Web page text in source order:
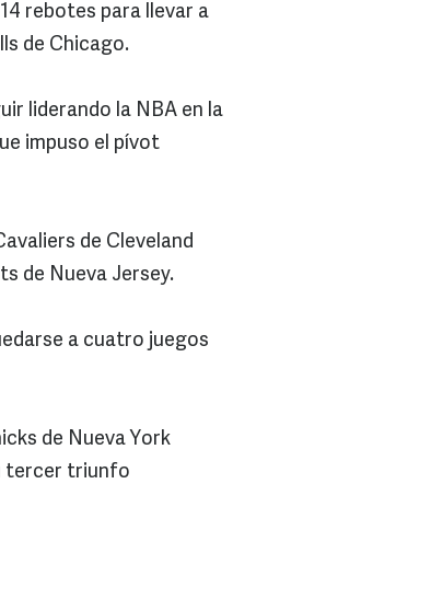
rebotes para llevar a
de Chicago.
liderando la NBA en la
impuso el pívot
de Cleveland
de Nueva Jersey.
a cuatro juegos
de Nueva York
tercer triunfo